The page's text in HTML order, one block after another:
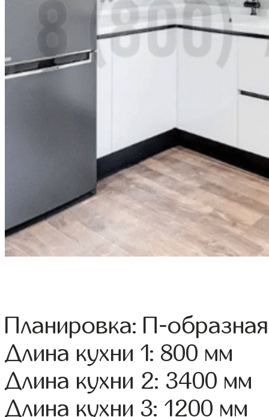
Планировка: П-образная
Длина кухни 1: 800 мм
Длина кухни 2: 3400 мм
Длина кухни 3: 1200 мм